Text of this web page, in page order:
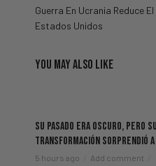
Guerra En Ucrania Reduce
Estados Unidos
YOU MAY ALSO LIKE
Su Pasado Era Oscuro, Pero Su
Transformación Sorprendió A
5 hours ago Add comment